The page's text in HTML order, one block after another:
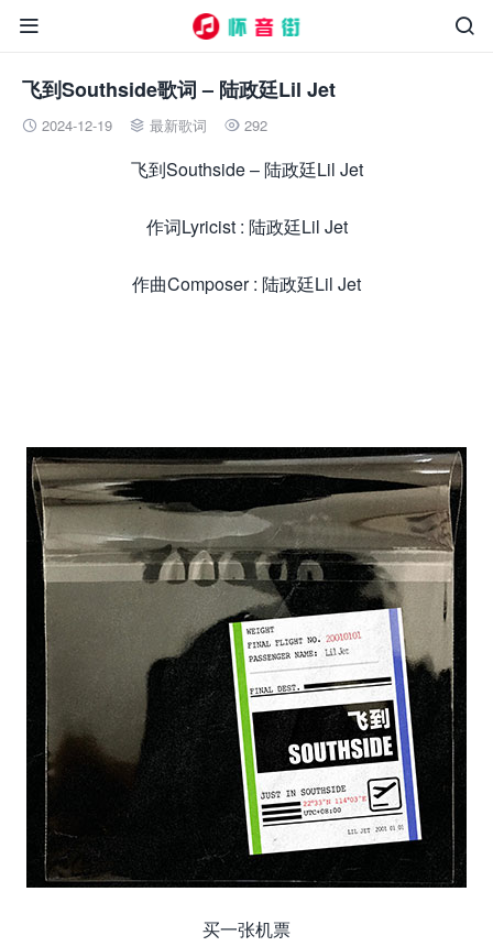


飞到Southside歌词 – 陆政廷Lil Jet
 2024-12-19  最新歌词  292
飞到Southside – 陆政廷Lil Jet
作词Lyricist : 陆政廷Lil Jet
作曲Composer : 陆政廷Lil Jet
买一张机票